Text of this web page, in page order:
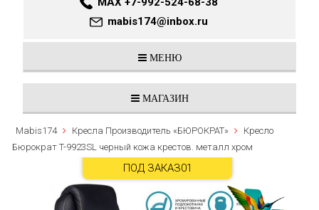
mabis174@inbox.ru
МЕНЮ
МАГАЗИН
Mabis174 Кресла Производитель «БЮРОКРАТ»
Кресло
Бюрократ T-9923SL черный кожа крестов. металл хром
ПОД ЗАКАЗ01